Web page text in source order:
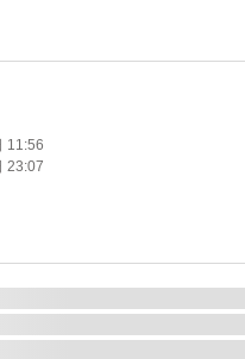
ます。
フト（パッケージ版）
ラー
11:56
23:07